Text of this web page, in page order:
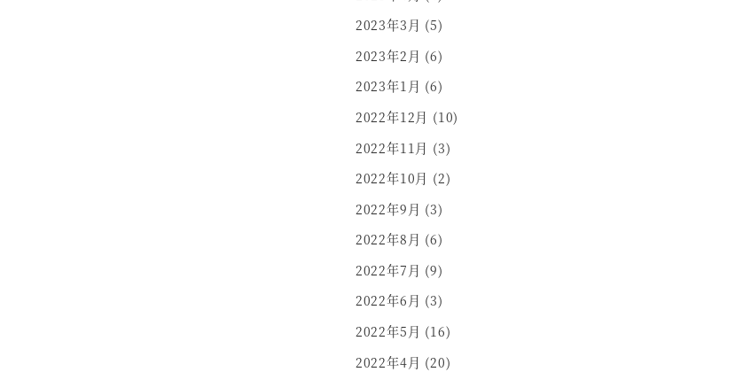
2023年3月 (5)
2023年2月 (6)
2023年1月 (6)
2022年12月 (10)
2022年11月 (3)
2022年10月 (2)
2022年9月 (3)
2022年8月 (6)
2022年7月 (9)
2022年6月 (3)
2022年5月 (16)
2022年4月 (20)